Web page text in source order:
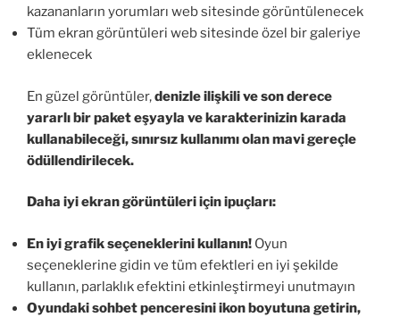
kazananların yorumları web sitesinde görüntülenecek
Tüm ekran görüntüleri web sitesinde özel bir galeriye
eklenecek
En güzel görüntüler,denizle ilişkili ve son derece
yararlı bir paket eşyayla ve karakterinizin karada
kullanabileceği, sınırsız kullanımı olan mavi gereçle
ödüllendirilecek.
Daha iyi ekran görüntüleri için ipuçları:
En iyi grafik seçeneklerini kullanın! Oyun
seçeneklerine gidin ve tüm efektleri en iyi şekilde
kullanın, parlaklık efektini etkinleştirmeyi unutmayın
Oyundaki sohbet penceresini ikon boyutuna getirin,